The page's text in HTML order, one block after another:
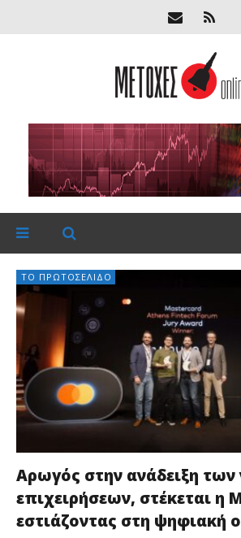
ΤΟ ΠΡΩΤΟΣΈΛΙΔΟ
Αρωγός στην ανάδειξη
επιχειρήσεων, στέκεται η
εστιάζοντας στη ψηφιακή